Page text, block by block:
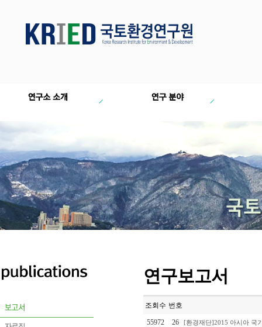
연구보고서
조회수 번호
55972 26 [환경재단]2015 아시아 국